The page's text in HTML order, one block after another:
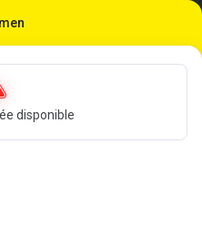
disponible